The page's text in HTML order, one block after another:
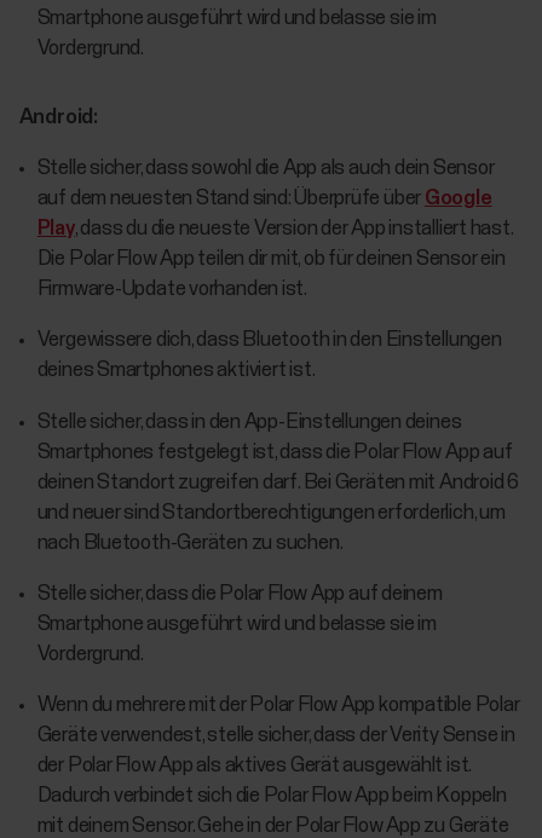
Smartphone ausgeführt wird und belasse sie im
Vordergrund.
Android:
Stelle sicher, dass sowohl die App als auch dein Sensor
auf dem neuesten Stand sind: Überprüfe über Google
Play, dass du die neueste Version der App installiert hast.
Die Polar Flow App teilen dir mit, ob für deinen Sensor ein
Firmware-Update vorhanden ist.
Vergewissere dich, dass Bluetooth in den Einstellungen
deines Smartphones aktiviert ist.
Stelle sicher, dass in den App-Einstellungen deines
Smartphones festgelegt ist, dass die Polar Flow App auf
deinen Standort zugreifen darf. Bei Geräten mit Android 6
und neuer sind Standortberechtigungen erforderlich, um
nach Bluetooth-Geräten zu suchen.
Stelle sicher, dass die Polar Flow App auf deinem
Smartphone ausgeführt wird und belasse sie im
Vordergrund.
Wenn du mehrere mit der Polar Flow App kompatible Polar
Geräte verwendest, stelle sicher, dass der Verity Sense in
der Polar Flow App als aktives Gerät ausgewählt ist.
Dadurch verbindet sich die Polar Flow App beim Koppeln
mit deinem Sensor. Gehe in der Polar Flow App zu Geräte